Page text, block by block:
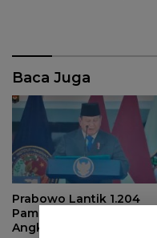
Baca Juga
Prabowo Lantik 1.204
Pamong Praja Muda IPDN
Angkatan XXXIII